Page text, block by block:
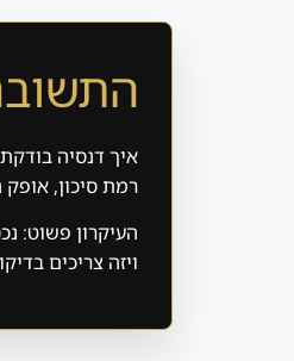
איך דנסיה
רמת סיכון, אופק
העיקרון פשוט:
ויזה צריכים